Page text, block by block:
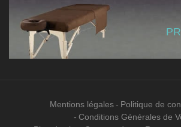
Mentions légales
Politique de
Conditions Générales de